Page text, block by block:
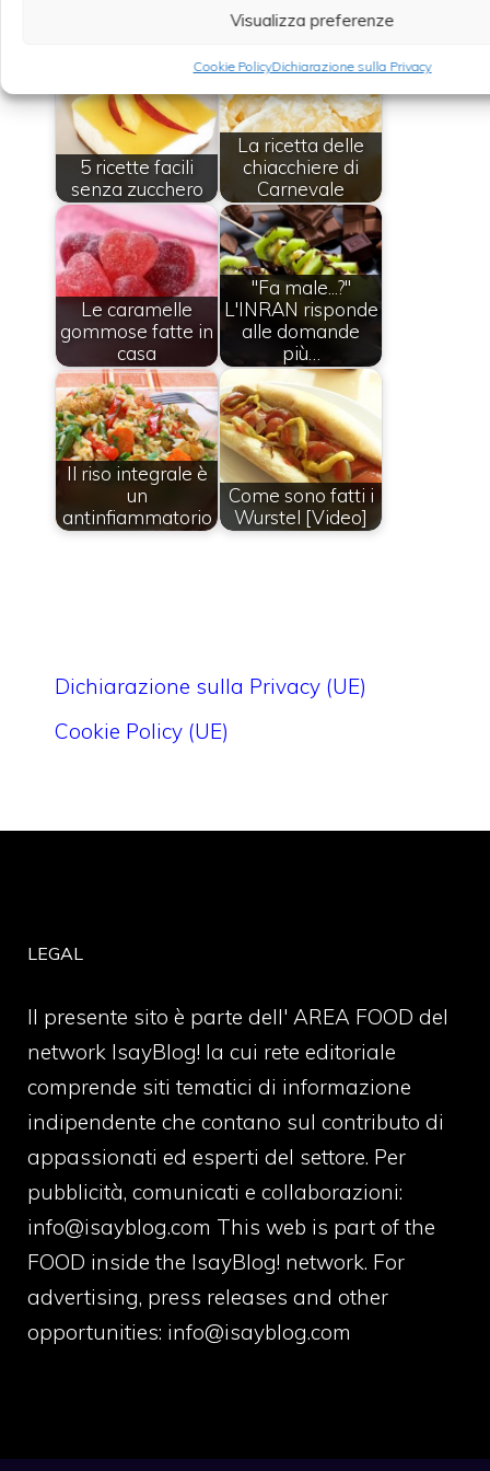
Visualizza preferenze
Cookie PolicyDichiarazione sulla Privacy
Leggi anche:
5 ricette facili
senza zucchero
La ricetta delle
chiacchiere di
Carnevale
Le caramelle
gommose fatte in
casa
"Fa male...?"
L'INRAN risponde
alle domande
più…
Il riso integrale è
un
antinfiammatorio
Come sono fatti i
Wurstel [Video]
Dichiarazione sulla Privacy (UE)
Cookie Policy (UE)
LEGAL
Il presente sito è parte dell' AREA FOOD del
network IsayBlog! la cui rete editoriale
comprende siti tematici di informazione
indipendente che contano sul contributo di
appassionati ed esperti del settore. Per
pubblicità, comunicati e collaborazioni:
info@isayblog.com This web is part of the
FOOD inside the IsayBlog! network. For
advertising, press releases and other
opportunities: info@isayblog.com